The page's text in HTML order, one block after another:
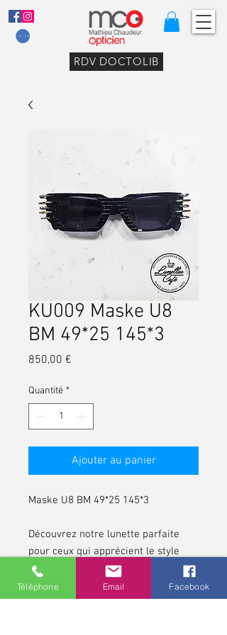
RDV DOCTOLIB
KU009 Maske U8
BM 49*25 145*3
850,00 €
Quantité *
Ajouter au panier
Maske U8 BM 49*25 145*3
Découvrez notre lunette parfaite
pour ceux qui apprécient le style
vintage.
Téléphone Email Facebook